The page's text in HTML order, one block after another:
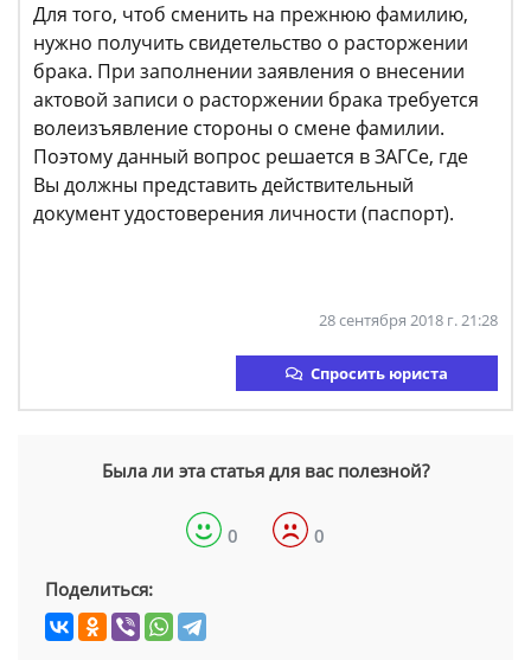
Для того, чтоб сменить на прежнюю фамилию,
нужно получить свидетельство о расторжении
брака. При заполнении заявления о внесении
актовой записи о расторжении брака требуется
волеизъявление стороны о смене фамилии.
Поэтому данный вопрос решается в ЗАГСе, где
Вы должны представить действительный
документ удостоверения личности (паспорт).
28 сентября 2018 г. 21:28
Спросить юриста
Была ли эта статья для вас полезной?
0 0
Поделиться: